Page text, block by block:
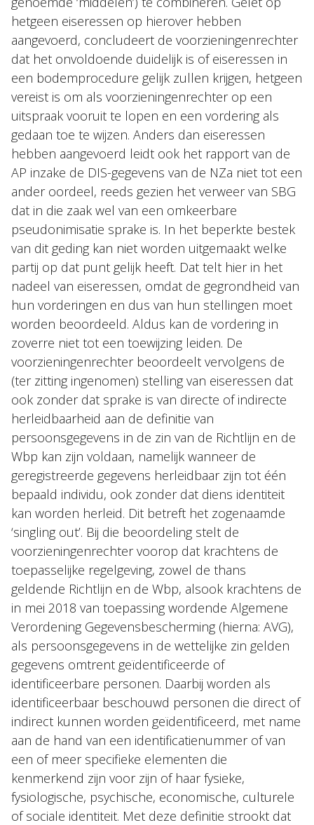
hetgeen eiseressen op hierover hebben
aangevoerd, concludeert de voorzieningenrechter
dat het onvoldoende duidelijk is of eiseressen in
een bodemprocedure gelijk zullen krijgen, hetgeen
vereist is om als voorzieningenrechter op een
uitspraak vooruit te lopen en een vordering als
gedaan toe te wijzen. Anders dan eiseressen
hebben aangevoerd leidt ook het rapport van de
AP inzake de DIS-gegevens van de NZa niet tot een
ander oordeel, reeds gezien het verweer van SBG
dat in die zaak wel van een omkeerbare
pseudonimisatie sprake is. In het beperkte bestek
van dit geding kan niet worden uitgemaakt welke
partij op dat punt gelijk heeft. Dat telt hier in het
nadeel van eiseressen, omdat de gegrondheid van
hun vorderingen en dus van hun stellingen moet
worden beoordeeld. Aldus kan de vordering in
zoverre niet tot een toewijzing leiden. De
voorzieningenrechter beoordeelt vervolgens de
(ter zitting ingenomen) stelling van eiseressen dat
ook zonder dat sprake is van directe of indirecte
herleidbaarheid aan de definitie van
persoonsgegevens in de zin van de Richtlijn en de
Wbp kan zijn voldaan, namelijk wanneer de
geregistreerde gegevens herleidbaar zijn tot één
bepaald individu, ook zonder dat diens identiteit
kan worden herleid. Dit betreft het zogenaamde
‘singling out’. Bij die beoordeling stelt de
voorzieningenrechter voorop dat krachtens de
toepasselijke regelgeving, zowel de thans
geldende Richtlijn en de Wbp, alsook krachtens de
in mei 2018 van toepassing wordende Algemene
Verordening Gegevensbescherming (hierna: AVG),
als persoonsgegevens in de wettelijke zin gelden
gegevens omtrent geïdentificeerde of
identificeerbare personen. Daarbij worden als
identificeerbaar beschouwd personen die direct of
indirect kunnen worden geïdentificeerd, met name
aan de hand van een identificatienummer of van
een of meer specifieke elementen die
kenmerkend zijn voor zijn of haar fysieke,
fysiologische, psychische, economische, culturele
of sociale identiteit. Met deze definitie strookt dat